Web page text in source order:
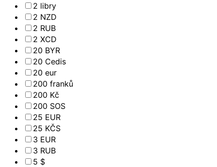
2 libry
2 NZD
2 RUB
2 XCD
20 BYR
20 Cedis
20 eur
200 franků
200 Kč
200 SOS
25 EUR
25 KČS
3 EUR
3 RUB
5 $